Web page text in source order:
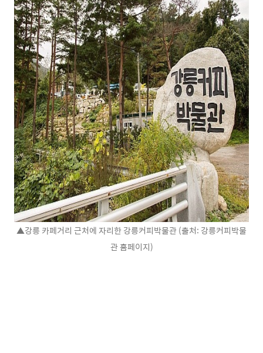
▲강릉 카페거리 근처에 자리한 강릉커피박물관 (출처: 강릉커피박물
관 홈페이지)